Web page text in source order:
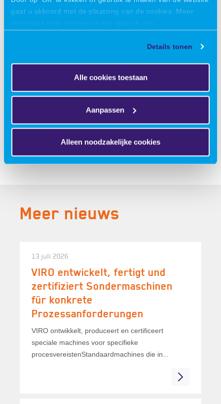
gaat u akkoord met de plaatsing van de cookies. Meer
informatie over cookies en het gebruik van
Details tonen
Alle cookies toestaan
Aanpassen
Alleen noodzakelijke cookies
Meer nieuws
13 juli 2026
VIRO entwickelt, fertigt und
zertifiziert Sondermaschinen
für konkrete
Prozessanforderungen
VIRO ontwikkelt, produceert en certificeert
speciale machines voor specifieke
procesvereistenStandaardmachines die in...